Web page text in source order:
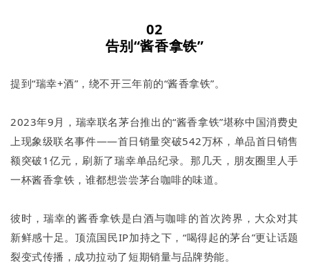
02
告别“酱香拿铁”
提到“瑞幸+酒”，绕不开三年前的“酱香拿铁”。
2023年9月，瑞幸联名茅台推出的“酱香拿铁”堪称中国消费史
上现象级联名事件——首日销量突破542万杯，单品首日销售
额突破1亿元，刷新了瑞幸单品纪录。那几天，朋友圈里人手
一杯酱香拿铁，谁都想尝尝茅台咖啡的味道。
彼时，瑞幸的酱香拿铁是白酒与咖啡的首次跨界，大众对其
新鲜感十足。顶流国民IP加持之下，“喝得起的茅台”更让话题
裂变式传播，成功拉动了短期销量与品牌势能。